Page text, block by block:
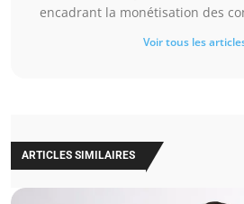
encadrant la monétisation des
Voir tous les
ARTICLES SIMILAIRES